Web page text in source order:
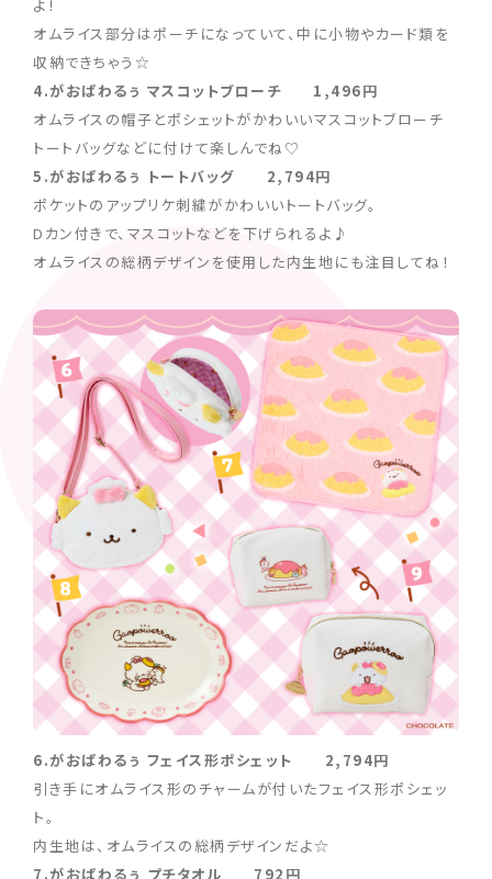
よ！
オムライス部分はポーチになっていて、中に小物やカード類を
収納できちゃう☆
4.がおぱわるぅ マスコットブローチ 1,496円
オムライスの帽子とポシェットがかわいいマスコットブローチ
トートバッグなどに付けて楽しんでね♡
5.がおぱわるぅ トートバッグ 2,794円
ポケットのアップリケ刺繍がかわいいトートバッグ。
Dカン付きで、マスコットなどを下げられるよ♪
オムライスの総柄デザインを使用した内生地にも注目してね！
6.がおぱわるぅ フェイス形ポシェット 2,794円
引き手にオムライス形のチャームが付いたフェイス形ポシェッ
ト。
内生地は、オムライスの総柄デザインだよ☆
7.がおぱわるぅ プチタオル 792円